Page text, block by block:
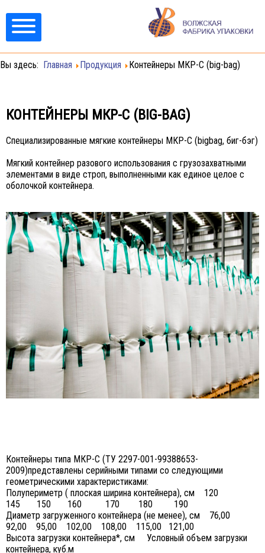
Вы здесь: Главная Продукция Контейнеры МКР-C (big-bag)
КОНТЕЙНЕРЫ МКР-C (BIG-BAG)
Специализированные мягкие контейнеры МКР-C (bigbag, биг-бэг)
Мягкий контейнер разового использования с грузозахватными
элементами в виде строп, выполненными как единое целое с
оболочкой контейнера.
Контейнеры типа МКР-С (ТУ 2297-001-99388653-
2009)представлены серийными типами со следующими
геометрическими характеристиками:
Полупериметр ( плоская ширина контейнера), см 120
145 150 160 170 180 190
Диаметр загруженного контейнера (не менее), см 76,00
92,00 95,00 102,00 108,00 115,00 121,00
Высота загрузки контейнера*, см Условный объем загрузки
контейнера, куб.м